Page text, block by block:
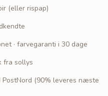
(eller rispap)
· farvegaranti i 30 dage
fra sollys
PostNord (90% leveres næste